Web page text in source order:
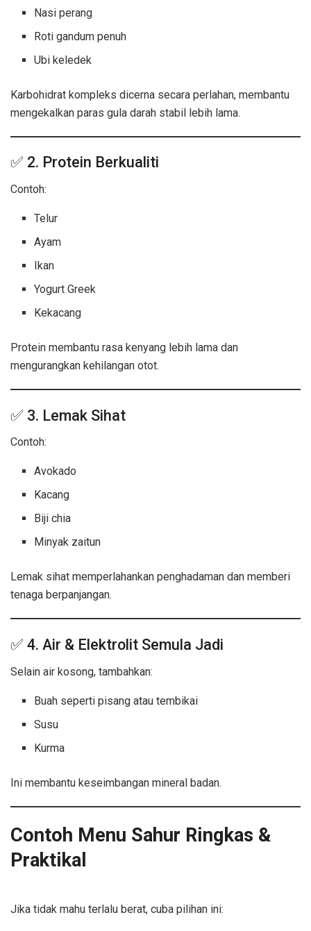
Nasi perang
Roti gandum penuh
Ubi keledek
Karbohidrat kompleks dicerna secara perlahan, membantu
mengekalkan paras gula darah stabil lebih lama.
✅ 2. Protein Berkualiti
Contoh:
Telur
Ayam
Ikan
Yogurt Greek
Kekacang
Protein membantu rasa kenyang lebih lama dan
mengurangkan kehilangan otot.
✅ 3. Lemak Sihat
Contoh:
Avokado
Kacang
Biji chia
Minyak zaitun
Lemak sihat memperlahankan penghadaman dan memberi
tenaga berpanjangan.
✅ 4. Air & Elektrolit Semula Jadi
Selain air kosong, tambahkan:
Buah seperti pisang atau tembikai
Susu
Kurma
Ini membantu keseimbangan mineral badan.
Contoh Menu Sahur Ringkas &
Praktikal
Jika tidak mahu terlalu berat, cuba pilihan ini: